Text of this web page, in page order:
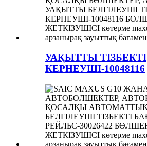
УАҚЫТТЫ ТІЗБЕКТІ
КЕРНЕУШІ-10048116